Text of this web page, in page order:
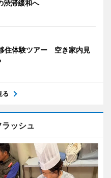
滞緩和へ
住体験ツアー 空き家内見
る
ッシュ